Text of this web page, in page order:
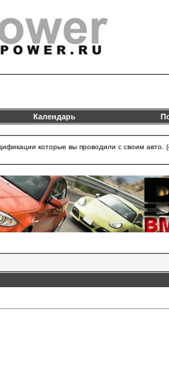
Календарь
которые вы проводили с своим